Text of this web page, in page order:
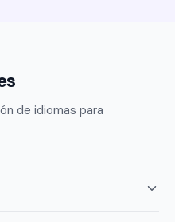
de idiomas para